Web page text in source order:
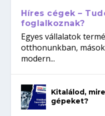
Híres cégek –
foglalkoznak?
Egyes vállalatok
otthonunkban,
modern...
Kitalálod,
gépeket?